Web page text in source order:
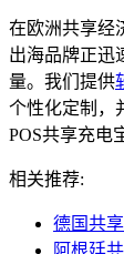
在欧洲共享经
出海品牌正迅
量。我们提供
个性化定制，
POS共享充电
相关推荐:
德国共